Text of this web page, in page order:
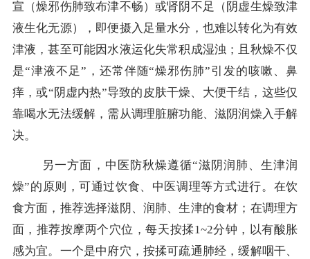
宣（燥邪伤肺致布津不畅）或肾阴不足（阴虚生燥致津
液生化无源），即便摄入足量水分，也难以转化为有效
津液，甚至可能因水液运化失常积成湿浊；且秋燥不仅
是“津液不足”，还常伴随“燥邪伤肺”引发的咳嗽、鼻
痒，或“阴虚内热”导致的皮肤干燥、大便干结，这些仅
靠喝水无法缓解，需从调理脏腑功能、滋阴润燥入手解
决。
另一方面，中医防秋燥遵循“滋阴润肺、生津润
燥”的原则，可通过饮食、中医调理等方式进行。在饮
食方面，推荐选择滋阴、润肺、生津的食材；在调理方
面，推荐按摩两个穴位，每天按揉1~2分钟，以有酸胀
感为宜。一个是中府穴，按揉可疏通肺经，缓解咽干、